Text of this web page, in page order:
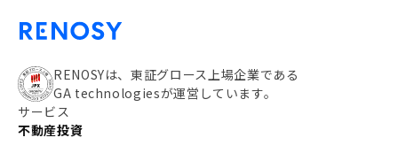
RENOSYは、東証グロース上場企業である
GA technologiesが運営しています。
サービス
不動産投資